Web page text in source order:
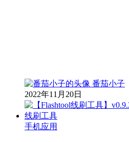
番茄小子
2022年11月20日
手机应用